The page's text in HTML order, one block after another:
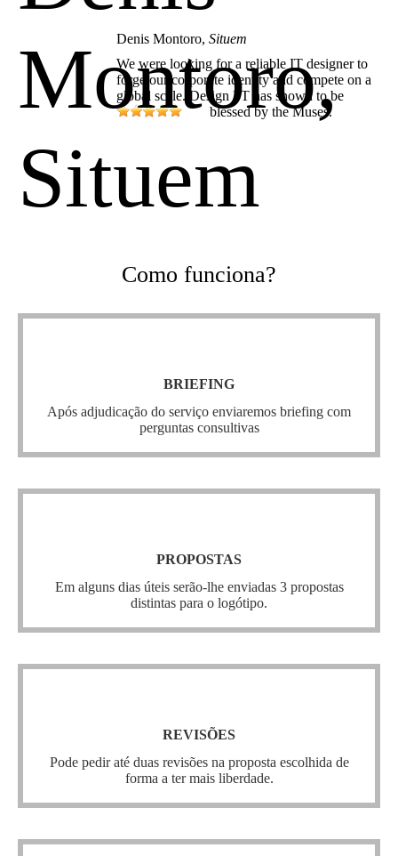
Denis Montoro, Situem
We were looking for a reliable IT designer to
forge our corporate identity and compete on a
global scale. Design PT has shown to be
blessed by the Muses.
Como funciona?
BRIEFING
Após adjudicação do serviço enviaremos briefing com
perguntas consultivas
árvores para ir ao encontro do melhor logótipo para si.
PROPOSTAS
Em alguns dias úteis serão-lhe enviadas 3 propostas
distintas para o logótipo.
ter uma escolha mais variada entre elas.
Encomendar
REVISÕES
Pode pedir até duas revisões na proposta escolhida de
forma a ter mais liberdade.
ligeira alteração ao símbolo ou tipografia.